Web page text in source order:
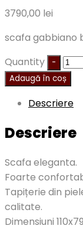
3790,00 lei
scafa gabbiano
Quantity
Adaugă în coș
Descriere
Descriere
Scafa eleganta.
Foarte
Tapițerie din
calitate.
Dimensiuni